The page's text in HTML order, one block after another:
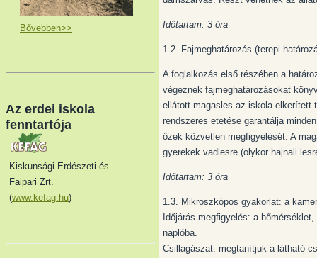
Bővebben>>
Az erdei iskola
fenntartója
Kiskunsági Erdészeti és
Faipari Zrt.
(www.kefag.hu)
Időtartam: 3 óra
1.2. Fajmeghatározás (terepi
A foglalkozás első részében a
végeznek fajmeghatározásokat
ellátott magasles az iskola elkerített
rendszeres etetése garantálja
őzek közvetlen megfigyelését. A
gyerekek vadlesre (olykor hajnali
Időtartam: 3 óra
1.3. Mikroszkópos gyakorlat: a
Időjárás megfigyelés: a
naplóba.
Csillagászat: megtanítjuk a látható